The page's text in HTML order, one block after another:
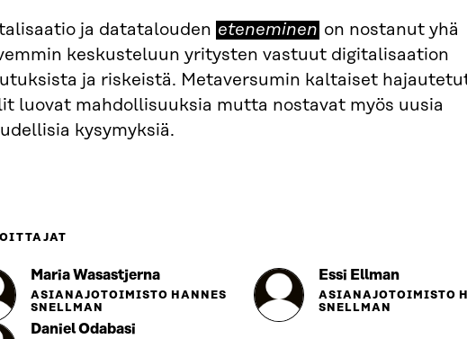
ja datatalouden eteneminen on nostanut yhä
keskusteluun yritysten vastuut digitalisaation
ja riskeistä. Metaversumin kaltaiset
luovat mahdollisuuksia mutta nostavat myös uusia
kysymyksiä.
Maria Wasastjerna
ASIANAJOTOIMISTO HANNES
SNELLMAN
Essi Ellman
ASIANAJOTOIMISTO
SNELLMAN
Daniel Odabasi